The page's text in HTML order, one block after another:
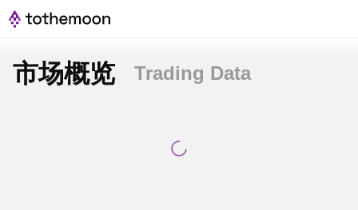
市场概览 Trading Data